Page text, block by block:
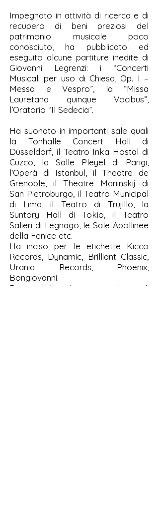
Impegnato in attività di ricerca e di
recupero di beni preziosi del
patrimonio musicale poco
conosciuto, ha pubblicato ed
eseguito alcune partiture inedite di
Giovanni Legrenzi: i “Concerti
Musicali per uso di Chiesa, Op. I –
Messa e Vespro”, la “Missa
Lauretana quinque Vocibus”,
l’Oratorio “Il Sedecia”.
Ha suonato in importanti sale quali
la Tonhalle Concert Hall di
Düsseldorf, il Teatro Inka Hostal di
Cuzco, la Salle Pleyel di Parigi,
l'Operà di Istanbul, il Theatre de
Grenoble, il Theatre Mariinskij di
San Pietroburgo, il Teatro Municipal
di Lima, il Teatro di Trujillo, la
Suntory Hall di Tokio, il Teatro
Salieri di Legnago, le Sale Apollinee
della Fenice etc.
Ha inciso per le etichette Kicco
Records, Dynamic, Brilliant Classic,
Urania Records, Phoenix,
Bongiovanni.
Personalità eclettica, studioso di